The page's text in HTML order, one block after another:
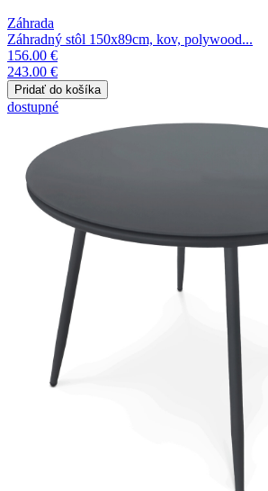
Záhrada
Záhradný stôl 150x89cm, kov, polywood...
156.00 €
243.00 €
dostupné